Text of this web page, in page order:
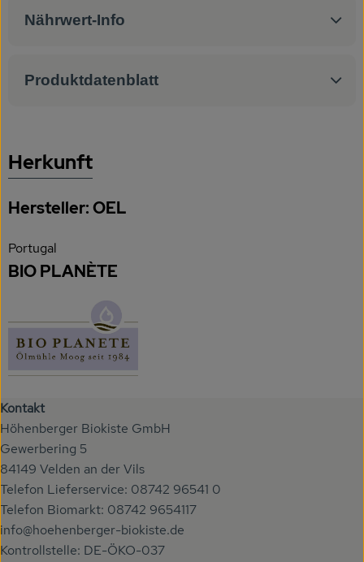
Nährwert-Info
Produktdatenblatt
Herkunft
Hersteller: OEL
Portugal
BIO PLANÈTE
Kontakt
Höhenberger Biokiste GmbH
Gewerbering 5
84149 Velden an der Vils
Telefon Lieferservice: 08742 96541 0
Telefon Biomarkt: 08742 9654117
info@hoehenberger-biokiste.de
Kontrollstelle: DE-ÖKO-037